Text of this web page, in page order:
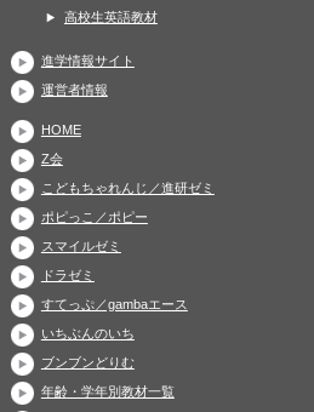
高校生英語教材
進学情報サイト
運営者情報
HOME
Z会
こどもちゃれんじ／進研ゼミ
ポピっこ／ポピー
スマイルゼミ
ドラゼミ
すてっぷ／gambaエース
いちぶんのいち
ブンブンどりむ
年齢・学年別教材一覧